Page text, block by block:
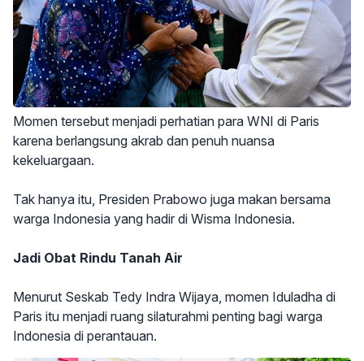
Momen tersebut menjadi perhatian para WNI di Paris
karena berlangsung akrab dan penuh nuansa
kekeluargaan.
Tak hanya itu, Presiden Prabowo juga makan bersama
warga Indonesia yang hadir di Wisma Indonesia.
Jadi Obat Rindu Tanah Air
Menurut Seskab Tedy Indra Wijaya, momen Iduladha di
Paris itu menjadi ruang silaturahmi penting bagi warga
Indonesia di perantauan.